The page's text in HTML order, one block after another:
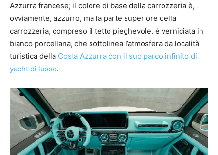
Azzurra francese; il colore di base della carrozzeria è,
ovviamente, azzurro, ma la parte superiore della
carrozzeria, compreso il tetto pieghevole, è verniciata in
bianco porcellana, che sottolinea l’atmosfera da località
turistica della Costa Azzurra con il suo parco infinito di
yacht di lusso.